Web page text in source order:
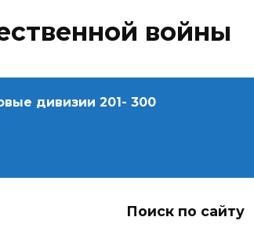
войны
дивизии 201- 300
Поиск по сайту